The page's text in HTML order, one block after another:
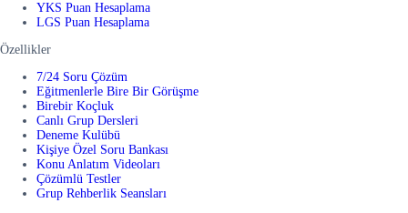
YKS Puan Hesaplama
LGS Puan Hesaplama
Özellikler
7/24 Soru Çözüm
Eğitmenlerle Bire Bir Görüşme
Birebir Koçluk
Canlı Grup Dersleri
Deneme Kulübü
Kişiye Özel Soru Bankası
Konu Anlatım Videoları
Çözümlü Testler
Grup Rehberlik Seansları